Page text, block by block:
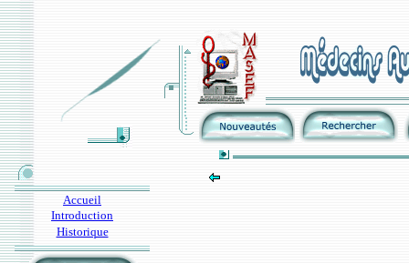
Accueil
Introduction
Historique